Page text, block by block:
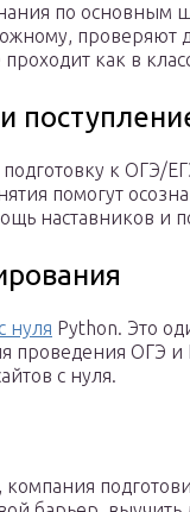
по
как в
к ОГЭ/
помогут
наставников и
нуля Python. Это
проведения ОГЭ
с нуля.
компания